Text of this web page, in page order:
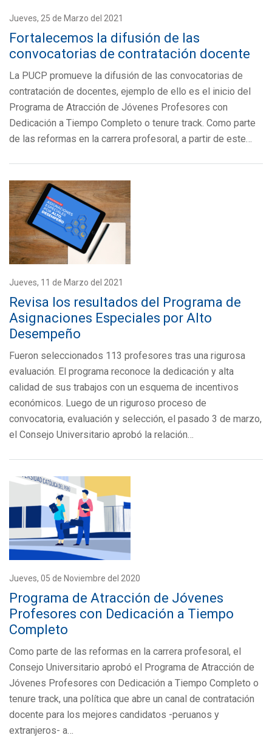
Jueves, 25 de Marzo del 2021
Fortalecemos la difusión de las
convocatorias de contratación docente
La PUCP promueve la difusión de las convocatorias de
contratación de docentes, ejemplo de ello es el inicio del
Programa de Atracción de Jóvenes Profesores con
Dedicación a Tiempo Completo o tenure track. Como parte
de las reformas en la carrera profesoral, a partir de este…
Jueves, 11 de Marzo del 2021
Revisa los resultados del Programa de
Asignaciones Especiales por Alto
Desempeño
Fueron seleccionados 113 profesores tras una rigurosa
evaluación. El programa reconoce la dedicación y alta
calidad de sus trabajos con un esquema de incentivos
económicos. Luego de un riguroso proceso de
convocatoria, evaluación y selección, el pasado 3 de marzo,
el Consejo Universitario aprobó la relación…
Jueves, 05 de Noviembre del 2020
Programa de Atracción de Jóvenes
Profesores con Dedicación a Tiempo
Completo
Como parte de las reformas en la carrera profesoral, el
Consejo Universitario aprobó el Programa de Atracción de
Jóvenes Profesores con Dedicación a Tiempo Completo o
tenure track, una política que abre un canal de contratación
docente para los mejores candidatos -peruanos y
extranjeros- a…